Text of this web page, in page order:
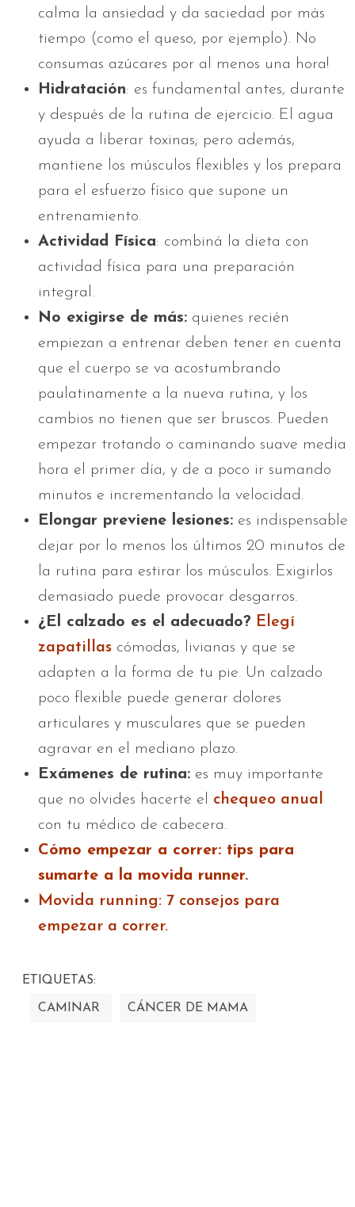
calma la ansiedad y da saciedad por más
tiempo (como el queso, por ejemplo). No
consumas azúcares por al menos una hora!
Hidratación: es fundamental antes, durante
y después de la rutina de ejercicio. El agua
ayuda a liberar toxinas; pero además,
mantiene los músculos flexibles y los prepara
para el esfuerzo físico que supone un
entrenamiento.
Actividad Física: combiná la dieta con
actividad física para una preparación
integral.
No exigirse de más: quienes recién
empiezan a entrenar deben tener en cuenta
que el cuerpo se va acostumbrando
paulatinamente a la nueva rutina, y los
cambios no tienen que ser bruscos. Pueden
empezar trotando o caminando suave media
hora el primer día, y de a poco ir sumando
minutos e incrementando la velocidad.
Elongar previene lesiones: es indispensable
dejar por lo menos los últimos 20 minutos de
la rutina para estirar los músculos. Exigirlos
demasiado puede provocar desgarros.
¿El calzado es el adecuado? Elegí
zapatillas cómodas, livianas y que se
adapten a la forma de tu pie. Un calzado
poco flexible puede generar dolores
articulares y musculares que se pueden
agravar en el mediano plazo.
Exámenes de rutina: es muy importante
que no olvides hacerte el chequeo anual
con tu médico de cabecera.
Cómo empezar a correr: tips para
sumarte a la movida runner.
Movida running: 7 consejos para
empezar a correr.
ETIQUETAS:
CAMINAR CÁNCER DE MAMA